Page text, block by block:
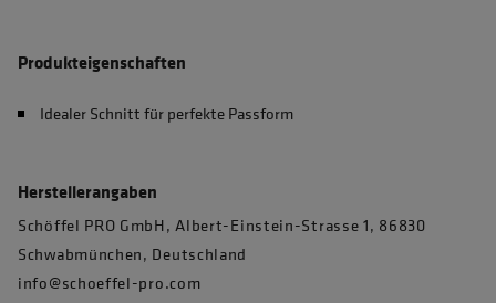
Produkteigenschaften
Idealer Schnitt für perfekte Passform
Herstellerangaben
Schöffel PRO GmbH, Albert-Einstein-Strasse 1, 86830
Schwabmünchen, Deutschland
info@schoeffel-pro.com